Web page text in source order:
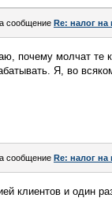
сообщение Re: налог на
почему молчат те
Я, во
сообщение Re: налог на
клиентов и один